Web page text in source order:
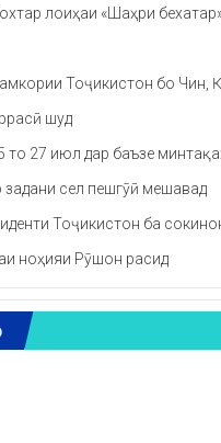
лоиҳаи «Шаҳри
Тоҷикистон бо Чин,
шуд
то 27 июл дар баъзе
сел пешгӯӣ мешавад
Тоҷикистон ба
ноҳияи Рӯшон расид